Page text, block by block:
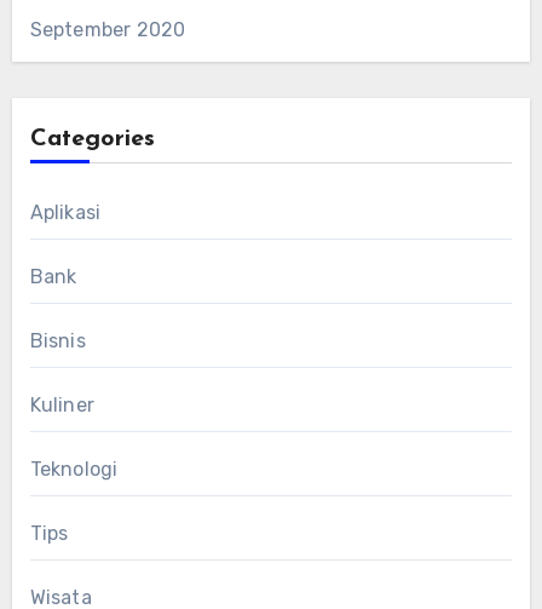
September 2020
Categories
Aplikasi
Bank
Bisnis
Kuliner
Teknologi
Tips
Wisata